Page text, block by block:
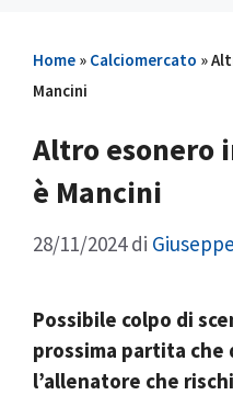
Home » Calciomercato »
Mancini
Altro esonero
è Mancini
28/11/2024 di
Possibile colpo di
prossima partita
l’allenatore che